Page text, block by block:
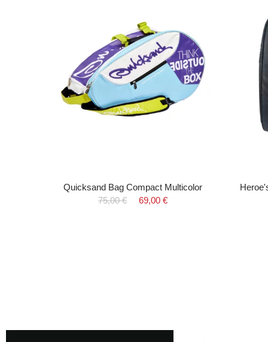
Quicksand Bag Compact Multicolor
75,00 €
69,00 €